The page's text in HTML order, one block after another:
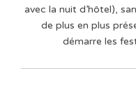
avec la nuit d’hôtel),
de plus en plus
démarre les